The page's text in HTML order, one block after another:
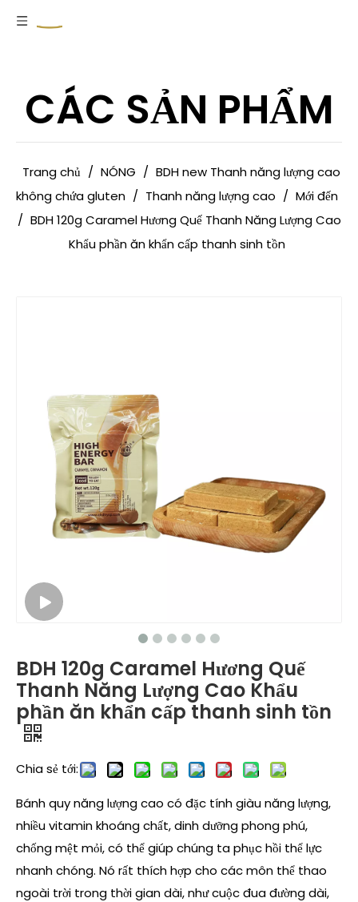
CÁC SẢN PHẨM
Trang chủ / NÓNG / BDH new Thanh năng lượng cao
không chứa gluten / Thanh năng lượng cao / Mới đến
/ BDH 120g Caramel Hương Quế Thanh Năng Lượng Cao
Khẩu phần ăn khẩn cấp thanh sinh tồn
BDH 120g Caramel Hương Quế
Thanh Năng Lượng Cao Khẩu
phần ăn khẩn cấp thanh sinh tồn
Chia sẻ tới:
Bánh quy năng lượng cao có đặc tính giàu năng lượng,
nhiều vitamin khoáng chất, dinh dưỡng phong phú,
chống mệt mỏi, có thể giúp chúng ta phục hồi thể lực
nhanh chóng. Nó rất thích hợp cho các môn thể thao
ngoài trời trong thời gian dài, như cuộc đua đường dài,